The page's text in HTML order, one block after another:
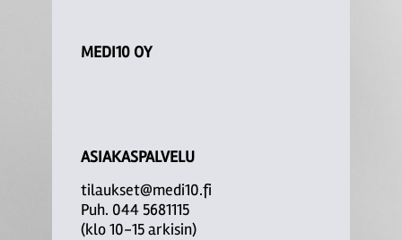
MEDI10 OY
ASIAKASPALVELU
tilaukset@medi10.fi
Puh. 044 5681115
(klo 10-15 arkisin)